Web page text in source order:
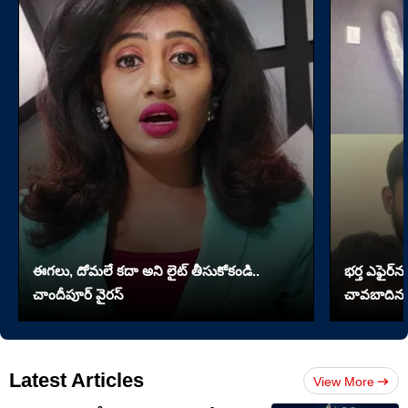
ఈగలు, దోమలే కదా అని లైట్ తీసుకోకండి..
చాందీపూర్ వైరస్
భర్త
చావబాదిన
Latest Articles View More